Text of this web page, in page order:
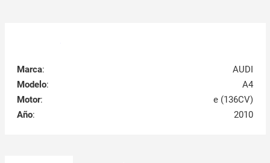
Marca:
AUDI
Modelo:
A4
Motor:
e (136CV)
Año: 2010